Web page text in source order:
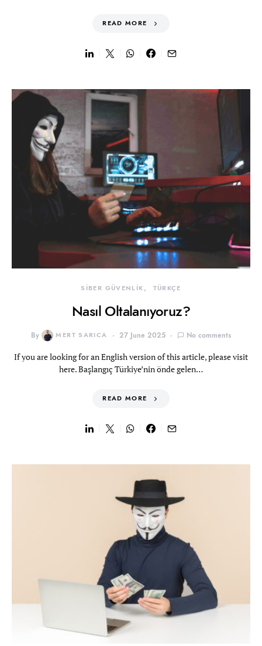
READ MORE
SİBER GÜVENLİK TÜRKÇE
Nasıl Oltalanıyoruz?
By MERT SARICA 27 June 2025 No comments
If you are looking for an English version of this article, please visit
here. Başlangıç Türkiye’nin önde gelen…
READ MORE